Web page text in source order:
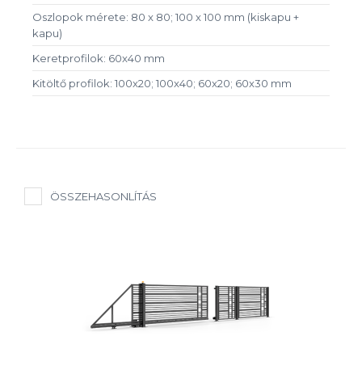
Oszlopok mérete: 80 x 80; 100 x 100 mm (kiskapu +
kapu)
Keretprofilok: 60x40 mm
Kitöltő profilok: 100x20; 100x40; 60x20; 60x30 mm
ÖSSZEHASONLÍTÁS